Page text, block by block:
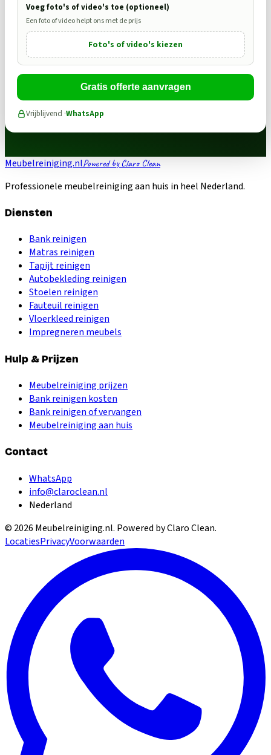
Voeg foto's of video's toe (optioneel)
Een foto of video helpt ons met de prijs
Foto's of video's kiezen
Gratis offerte aanvragen
Vrijblijvend ·WhatsApp
Meubelreiniging.nlPowered by Claro Clean
Professionele meubelreiniging aan huis in heel Nederland.
Diensten
Bank reinigen
Matras reinigen
Tapijt reinigen
Autobekleding reinigen
Stoelen reinigen
Fauteuil reinigen
Vloerkleed reinigen
Impregneren meubels
Hulp & Prijzen
Meubelreiniging prijzen
Bank reinigen kosten
Bank reinigen of vervangen
Meubelreiniging aan huis
Contact
WhatsApp
info@claroclean.nl
Nederland
© 2026 Meubelreiniging.nl. Powered by Claro Clean.
LocatiesPrivacyVoorwaarden